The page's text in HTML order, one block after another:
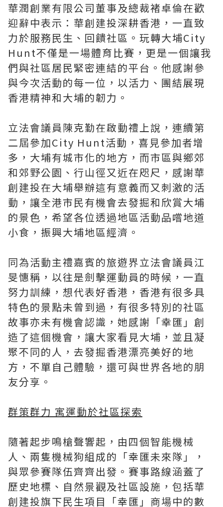
華潤創業有限公司董事及總裁褚卓倫在歡
迎辭中表示：華創建投深耕香港，一直致
力於服務民生、回饋社區。玩轉大埔City
Hunt不僅是一場體育比賽，更是一個讓我
們與社區居民緊密連結的平台。他感謝參
與今次活動的每一位，以活力、團結展現
香港精神和大埔的韌力。
立法會議員陳克勤在啟動禮上說，連續第
二屆參加City Hunt活動，喜見參加者增
多，大埔有城市化的地方，而市區與鄉郊
和郊野公園、行山徑又近在咫尺，感謝華
創建投在大埔舉辦這有意義而又刺激的活
動，讓全港市民有機會去發掘和欣賞大埔
的景色，希望各位透過地區活動品嚐地道
小食，振興大埔地區經濟。
同為活動主禮嘉賓的旅遊界立法會議員江
旻憓稱，以往是劍擊運動員的時候，一直
努力訓練，想代表好香港，香港有很多具
特色的景點未曾到過，有很多特別的社區
故事亦未有機會認識，她感謝「幸匯」創
造了這個機會，讓大家看見大埔，並且凝
聚不同的人，去發掘香港漂亮美好的地
方，不單自己體驗，還可與世界各地的朋
友分享。
群策群力 寓運動於社區探索
隨著起步鳴槍聲響起，由四個智能機械
人、兩隻機械狗組成的「幸匯未來隊」，
與眾參賽隊伍齊齊出發。賽事路線涵蓋了
歷史地標、自然景觀及社區設施，包括華
創建投旗下民生項目「幸匯」商場中的數